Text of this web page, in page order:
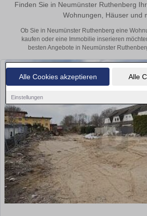
Alle Cookies akzeptieren Alle
Einstellungen
Finden Sie in Neumünster Ruthenberg
Wohnungen, Häuser und
Ob Sie in Neumünster Ruthenberg eine
kaufen oder eine Immobilie inserieren
besten Angebote in Neumünster